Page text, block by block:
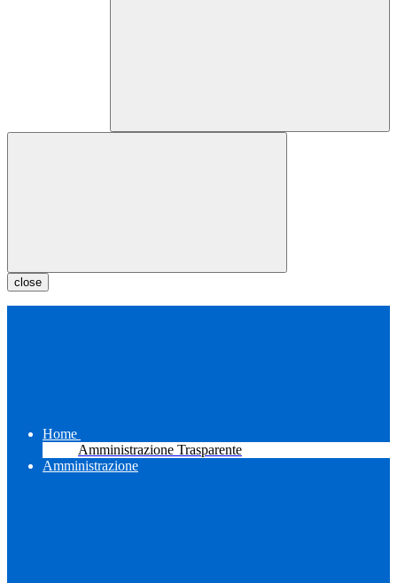
close
Home
Amministrazione Trasparente
Amministrazione